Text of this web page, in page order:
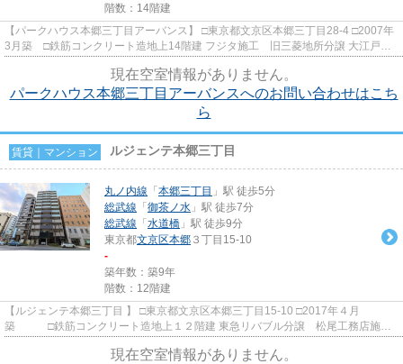
階数：14階建
【パークハウス本郷三丁目アーバンス】 □東京都文京区本郷三丁目28-4 □2007年
3月築 □鉄筋コンクリート造地上14階建 フジタ施工 旧三菱地所分譲 大江戸
現在空室情報がありません。
パークハウス本郷三丁目アーバンスへのお問い合わせはこち
ら
賃貸｜マンション ルジェンテ本郷三丁目
丸ノ内線 「 本郷三丁目 」駅 徒歩5分
総武線 「 御茶ノ水 」駅 徒歩7分
総武線 「 水道橋 」駅 徒歩9分
東京都文京区本郷 ３丁目15-10
-
築年数：築9年
階数：12階建
【ルジェンテ本郷三丁目 】 □東京都文京区本郷三丁目15-10 □2017年４月
築 □鉄筋コンクリート造地上１２階建 東急リバブル分譲 松尾工務店施工
現在空室情報がありません。